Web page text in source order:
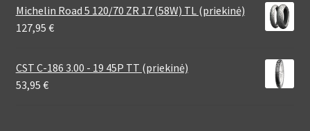
Michelin Road 5 120/70 ZR 17 (58W) TL (priekinė)
127,95 €
CST C-186 3.00 - 19 45P TT (priekinė)
53,95 €